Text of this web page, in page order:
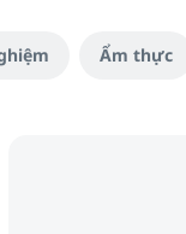
Ẩm thực